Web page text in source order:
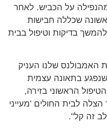
על הכביש. לאחר
שכללה חבישות
בדיקות וטיפול בבית
האמבולנס שלנו העניק
שנפגע בתאונה עצמית
הראשוני בזירה,
לבית החולים 'מעייני
זה קל".